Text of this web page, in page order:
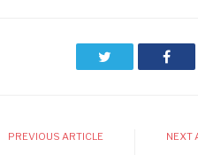
PREVIOUS ARTICLE NEXT